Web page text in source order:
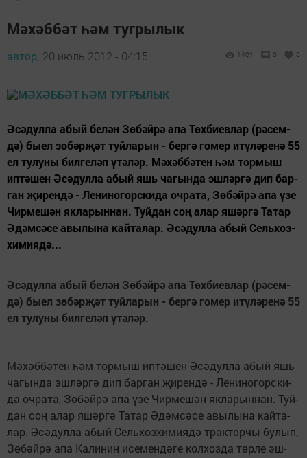
Мәхәббәт һәм тугрылык
автор, 20 июль 2012 - 04:15 1401 0 0
Әсә­дул­ла абый бе­лән Зө­бәй­рә апа Төх­би­ев­лар (рә­сем­
дә) бы­ел зө­бәр­җәт туй­ла­рын - бер­гә го­мер итү­лә­ре­нә 55
ел ту­лу­ны бил­ге­ләп үтә­ләр. Мә­хәб­бә­тен һәм тор­мыш
ип­тә­шен Әсә­дул­ла абый яшь ча­гын­да эш­ләр­гә дип бар­
ган җи­рен­дә - Ле­ни­но­горс­ки­да оч­ра­та, Зө­бәй­рә апа үзе
Чир­ме­шән як­ла­рын­нан. Туй­дан соң алар яшәр­гә Та­тар
Әдәм­сә­се авы­лы­на кай­та­лар. Әсә­дул­ла абый Сель­хоз­
хи­ми­я­дә...
Әсә­дул­ла абый бе­лән Зө­бәй­рәапа Төх­би­ев­лар (рә­сем­
дә) бы­ел зө­бәр­җәт туй­ла­рын - бер­гә го­мер итү­лә­ре­нә 55
ел ту­лу­ны бил­ге­ләп үтә­ләр.
Мә­хәб­бә­тен һәм тор­мыш ип­тә­шен Әсә­дул­ла абый яшь
ча­гын­да эш­ләр­гә дип бар­ган җи­рен­дә - Ле­ни­но­горс­ки­
да оч­ра­та, Зө­бәй­рә апа үзе Чир­ме­шән як­ла­рын­нан. Туй­
дан соң алар яшәр­гә Та­тар Әдәм­сә­се авы­лы­на кай­та­
лар. Әсә­дул­ла абый Сель­хоз­хи­ми­я­дә трак­тор­чы бу­лып,
Зө­бәй­рә апа Ка­ли­нин исе­мен­дә­ге кол­хоз­да төр­ле эш­